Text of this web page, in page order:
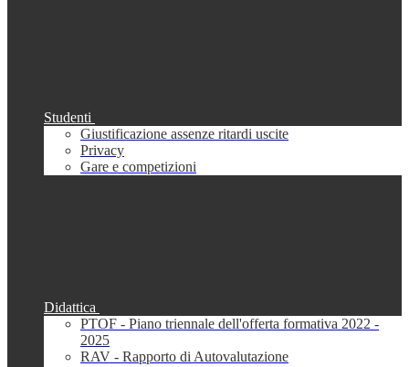
Studenti
Giustificazione assenze ritardi uscite
Privacy
Gare e competizioni
Didattica
PTOF - Piano triennale dell'offerta formativa 2022 -
2025
RAV - Rapporto di Autovalutazione